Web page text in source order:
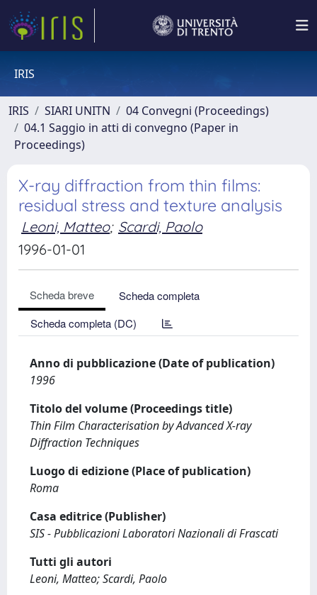
IRIS
IRIS SIARI UNITN
04 Convegni (Proceedings)
04.1 Saggio in atti di convegno (Paper in
Proceedings)
X-ray diffraction from thin films:
residual stress and texture analysis
Leoni, Matteo; Scardi, Paolo
1996-01-01
Scheda breve
Scheda completa
Scheda completa (DC)
Anno di pubblicazione (Date of publication)
1996
Titolo del volume (Proceedings title)
Thin Film Characterisation by Advanced X-ray
Diffraction Techniques
Luogo di edizione (Place of publication)
Roma
Casa editrice (Publisher)
SIS - Pubblicazioni Laboratori Nazionali di Frascati
Tutti gli autori
Leoni, Matteo; Scardi, Paolo